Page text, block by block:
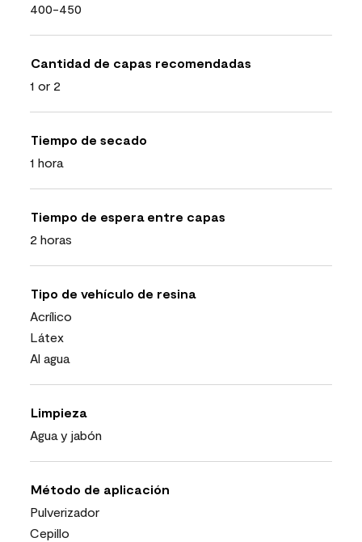
400-450
Cantidad de capas recomendadas
1 or 2
Tiempo de secado
1 hora
Tiempo de espera entre capas
2 horas
Tipo de vehículo de resina
Acrílico
Látex
Al agua
Limpieza
Agua y jabón
Método de aplicación
Pulverizador
Cepillo